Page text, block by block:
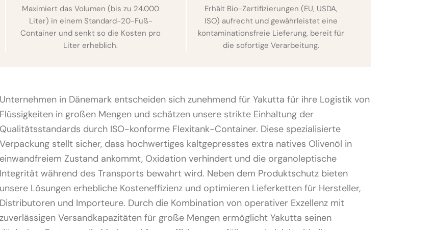
Maximiert das Volumen (bis zu 24.000
Liter) in einem Standard-20-Fuß-
Container und senkt so die Kosten pro
Liter erheblich.
Erhält Bio-Zertifizierungen (EU, USDA,
ISO) aufrecht und gewährleistet eine
kontaminationsfreie Lieferung, bereit für
die sofortige Verarbeitung.
Unternehmen in Dänemark entscheiden sich zunehmend für Yakutta für ihre Logistik von
Flüssigkeiten in großen Mengen und schätzen unsere strikte Einhaltung der
Qualitätsstandards durch ISO-konforme Flexitank-Container. Diese spezialisierte
Verpackung stellt sicher, dass hochwertiges kaltgepresstes extra natives Olivenöl in
einwandfreiem Zustand ankommt, Oxidation verhindert und die organoleptische
Integrität während des Transports bewahrt wird. Neben dem Produktschutz bieten
unsere Lösungen erhebliche Kosteneffizienz und optimieren Lieferketten für Hersteller,
Distributoren und Importeure. Durch die Kombination von operativer Exzellenz mit
zuverlässigen Versandkapazitäten für große Mengen ermöglicht Yakutta seinen